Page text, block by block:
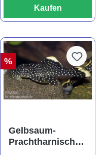
Kaufen
5 von 5 Sternen
%
Gelbsaum-
Prachtharnischw